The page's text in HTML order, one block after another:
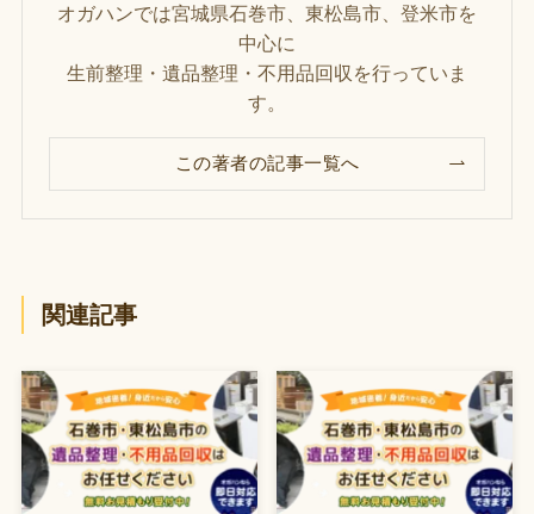
オガハンでは宮城県石巻市、東松島市、登米市を
中心に
生前整理・遺品整理・不用品回収を行っていま
す。
この著者の記事一覧へ
関連記事